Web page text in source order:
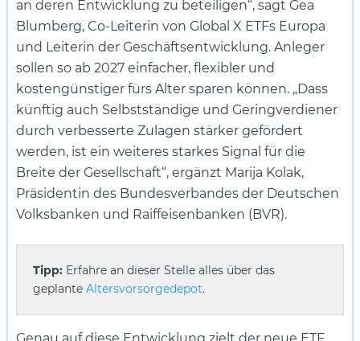
an deren Entwicklung zu beteiligen“, sagt Gea
Blumberg, Co-Leiterin von Global X ETFs Europa
und Leiterin der Geschäftsentwicklung. Anleger
sollen so ab 2027 einfacher, flexibler und
kostengünstiger fürs Alter sparen können. „Dass
künftig auch Selbstständige und Geringverdiener
durch verbesserte Zulagen stärker gefördert
werden, ist ein weiteres starkes Signal für die
Breite der Gesellschaft“, ergänzt Marija Kolak,
Präsidentin des Bundesverbandes der Deutschen
Volksbanken und Raiffeisenbanken (BVR).
Tipp: Erfahre an dieser Stelle alles über das
geplante Altersvorsorgedepot.